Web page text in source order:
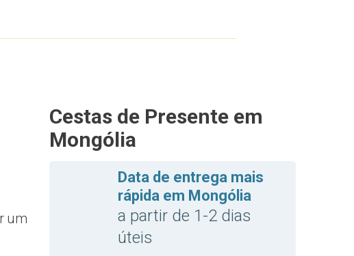
um
Cestas de Presente em
Mongólia
Data de entrega mais
rápida em Mongólia
a partir de 1-2 dias
úteis